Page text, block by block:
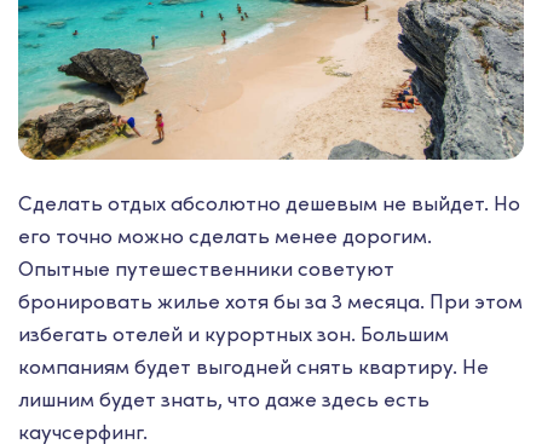
Сделать отдых абсолютно дешевым не выйдет. Но
его точно можно сделать менее дорогим.
Опытные путешественники советуют
бронировать жилье хотя бы за 3 месяца. При этом
избегать отелей и курортных зон. Большим
компаниям будет выгодней снять квартиру. Не
лишним будет знать, что даже здесь есть
каучсерфинг.